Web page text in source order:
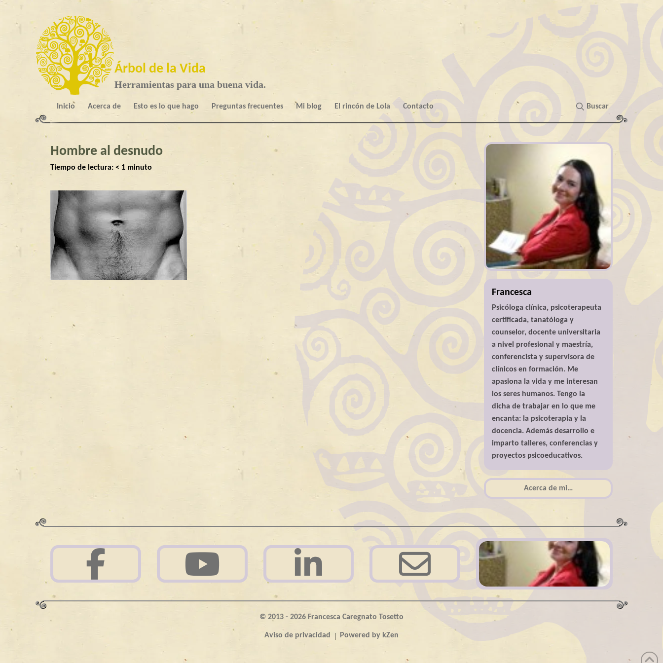
Árbol de la Vida
Herramientas para una buena vida.
Inicio Acerca de Esto es lo que hago Preguntas frecuentes Mi blog El rincón de Lola Contacto Buscar
Hombre al desnudo
Tiempo de lectura: < 1 minuto
Francesca
Psicóloga clínica, psicoterapeuta
certificada, tanatóloga y
counselor, docente universitaria
a nivel profesional y maestría,
conferencista y supervisora de
clínicos en formación. Me
apasiona la vida y me interesan
los seres humanos. Tengo la
dicha de trabajar en lo que me
encanta: la psicoterapia y la
docencia. Además desarrollo e
imparto talleres, conferencias y
proyectos psicoeducativos.
Acerca de mi…
Acerca de mi
© 2013 - 2026 Francesca Caregnato Tosetto
Aviso de privacidad | Powered by kZen